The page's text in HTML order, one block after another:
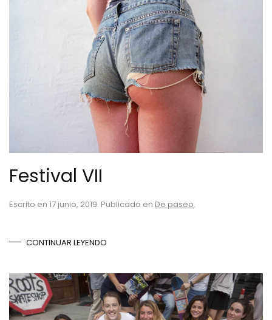
Festival VII
Escrito en 17 junio, 2019. Publicado en De paseo.
CONTINUAR LEYENDO